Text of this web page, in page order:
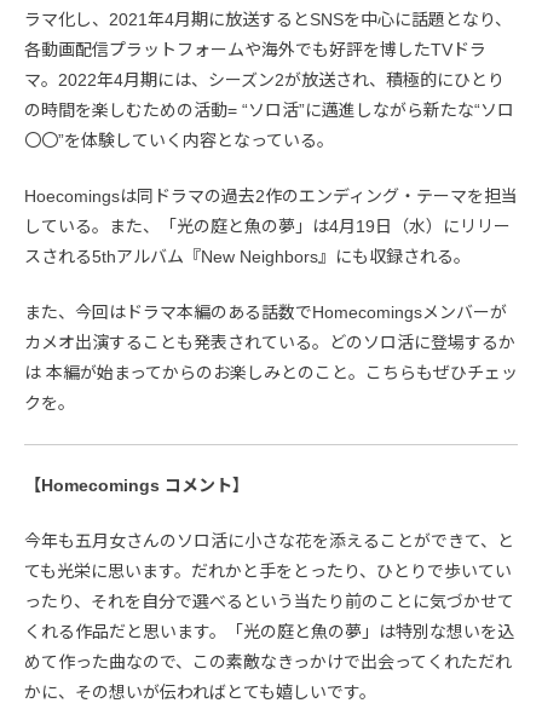
ラマ化し、2021年4月期に放送するとSNSを中心に話題となり、
各動画配信プラットフォームや海外でも好評を博したTVドラ
マ。2022年4月期には、シーズン2が放送され、積極的にひとり
の時間を楽しむための活動= “ソロ活”に邁進しながら新たな“ソロ
〇〇”を体験していく内容となっている。
Hoecomingsは同ドラマの過去2作のエンディング・テーマを担当
している。また、「光の庭と魚の夢」は4月19日（水）にリリー
スされる5thアルバム『New Neighbors』にも収録される。
また、今回はドラマ本編のある話数でHomecomingsメンバーが
カメオ出演することも発表されている。どのソロ活に登場するか
は 本編が始まってからのお楽しみとのこと。こちらもぜひチェッ
クを。
【Homecomings コメント】
今年も五月女さんのソロ活に小さな花を添えることができて、と
ても光栄に思います。だれかと手をとったり、ひとりで歩いてい
ったり、それを自分で選べるという当たり前のことに気づかせて
くれる作品だと思います。「光の庭と魚の夢」は特別な想いを込
めて作った曲なので、この素敵なきっかけで出会ってくれただれ
かに、その想いが伝わればとても嬉しいです。